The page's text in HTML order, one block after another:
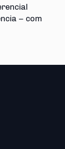
– com